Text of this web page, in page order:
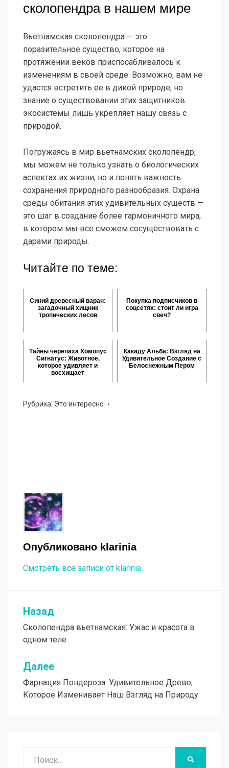
сколопендра в нашем мире
Вьетнамская сколопендра — это
поразительное существо, которое на
протяжении веков приспосабливалось к
изменениям в своей среде. Возможно, вам не
удастся встретить ее в дикой природе, но
знание о существовании этих защитников
экосистемы лишь укрепляет нашу связь с
природой.
Погружаясь в мир вьетнамских сколопендр,
мы можем не только узнать о биологических
аспектах их жизни, но и понять важность
сохранения природного разнообразия. Охрана
среды обитания этих удивительных существ —
это шаг в создание более гармоничного мира,
в котором мы все сможем сосуществовать с
дарами природы.
Читайте по теме:
Синий древесный варан:
загадочный хищник
тропических лесов
Покупка подписчиков в
соцсетях: стоит ли игра
свеч?
Тайны черепаха Хомопус
Сигнатус: Животное,
которое удивляет и
восхищает
Какаду Альба: Взгляд на
Удивительное Создание с
Белоснежным Пером
Рубрика: Это интересно
Опубликовано klarinia
Смотреть все записи от klarinia
Навигация
по
записям
Назад
Сколопендра вьетнамская: Ужас и красота в
одном теле
Далее
Фарнация Пондероза: Удивительное Древо,
Которое Изменивает Наш Взгляд на Природу